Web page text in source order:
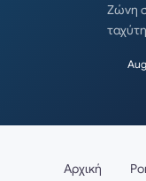
Ζώνη
Αρχική